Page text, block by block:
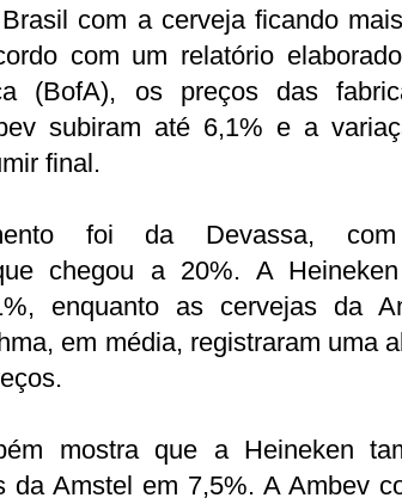
com a cerveja ficando
com um relatório
(BofA), os preços das
subiram até 6,1% e a
final.
foi da Devassa,
chegou a 20%. A
enquanto as cervejas da
em média, registraram uma
mostra que a Heineken
da Amstel em 7,5%. A Ambev